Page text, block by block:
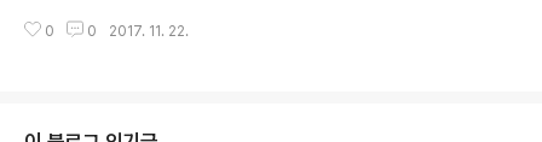
row 거길 가봤고 내일도 가봤어 without saying good
m? 아니면 눈물들이 그들을 속인것일까? maybe this ti
0 0 2017. 11. 22.